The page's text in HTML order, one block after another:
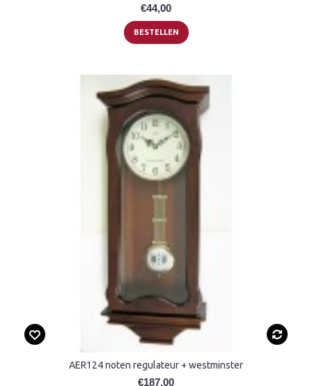
€44,00
BESTELLEN
AER124 noten regulateur + westminster
€187,00